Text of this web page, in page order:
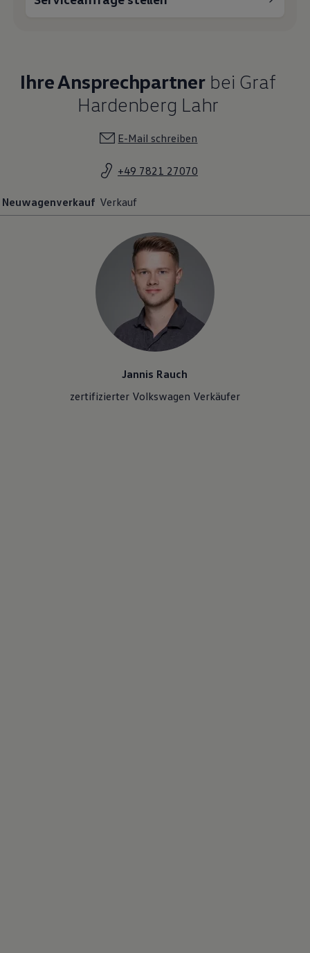
Ihre Ansprechpartnerbei Graf
Hardenberg Lahr
E-Mail schreiben
+49 7821 27070
Neuwagenverkauf Verkauf
Jannis Rauch
zertifizierter Volkswagen Verkäufer